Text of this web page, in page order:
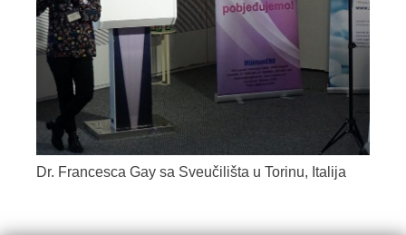
Dr. Francesca Gay sa Sveučilišta u Torinu, Italija